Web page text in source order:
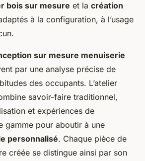
bois sur mesure et la création
à la configuration, à l’usage
sur mesure menuiserie
par une analyse précise de
des occupants. L’atelier
savoir-faire traditionnel,
et expériences de
gamme pour aboutir à une
personnalisé. Chaque pièce de
créée se distingue ainsi par son